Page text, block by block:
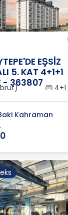
EŞSİZ
5. KAT 4+1+1
- 363807
4+1
Kahraman